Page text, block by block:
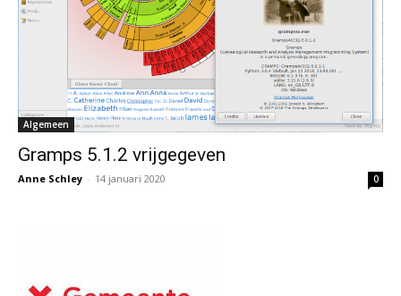
Algemeen
Gramps 5.1.2 vrijgegeven
Anne Schley - 14 januari 2020 0